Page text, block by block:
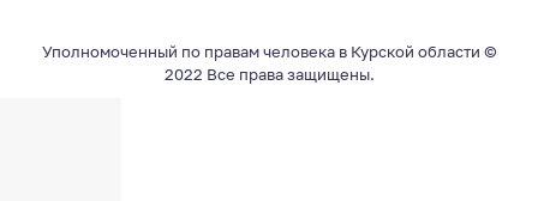
Уполномоченный по правам человека в Курской области ©
2022 Все права защищены.